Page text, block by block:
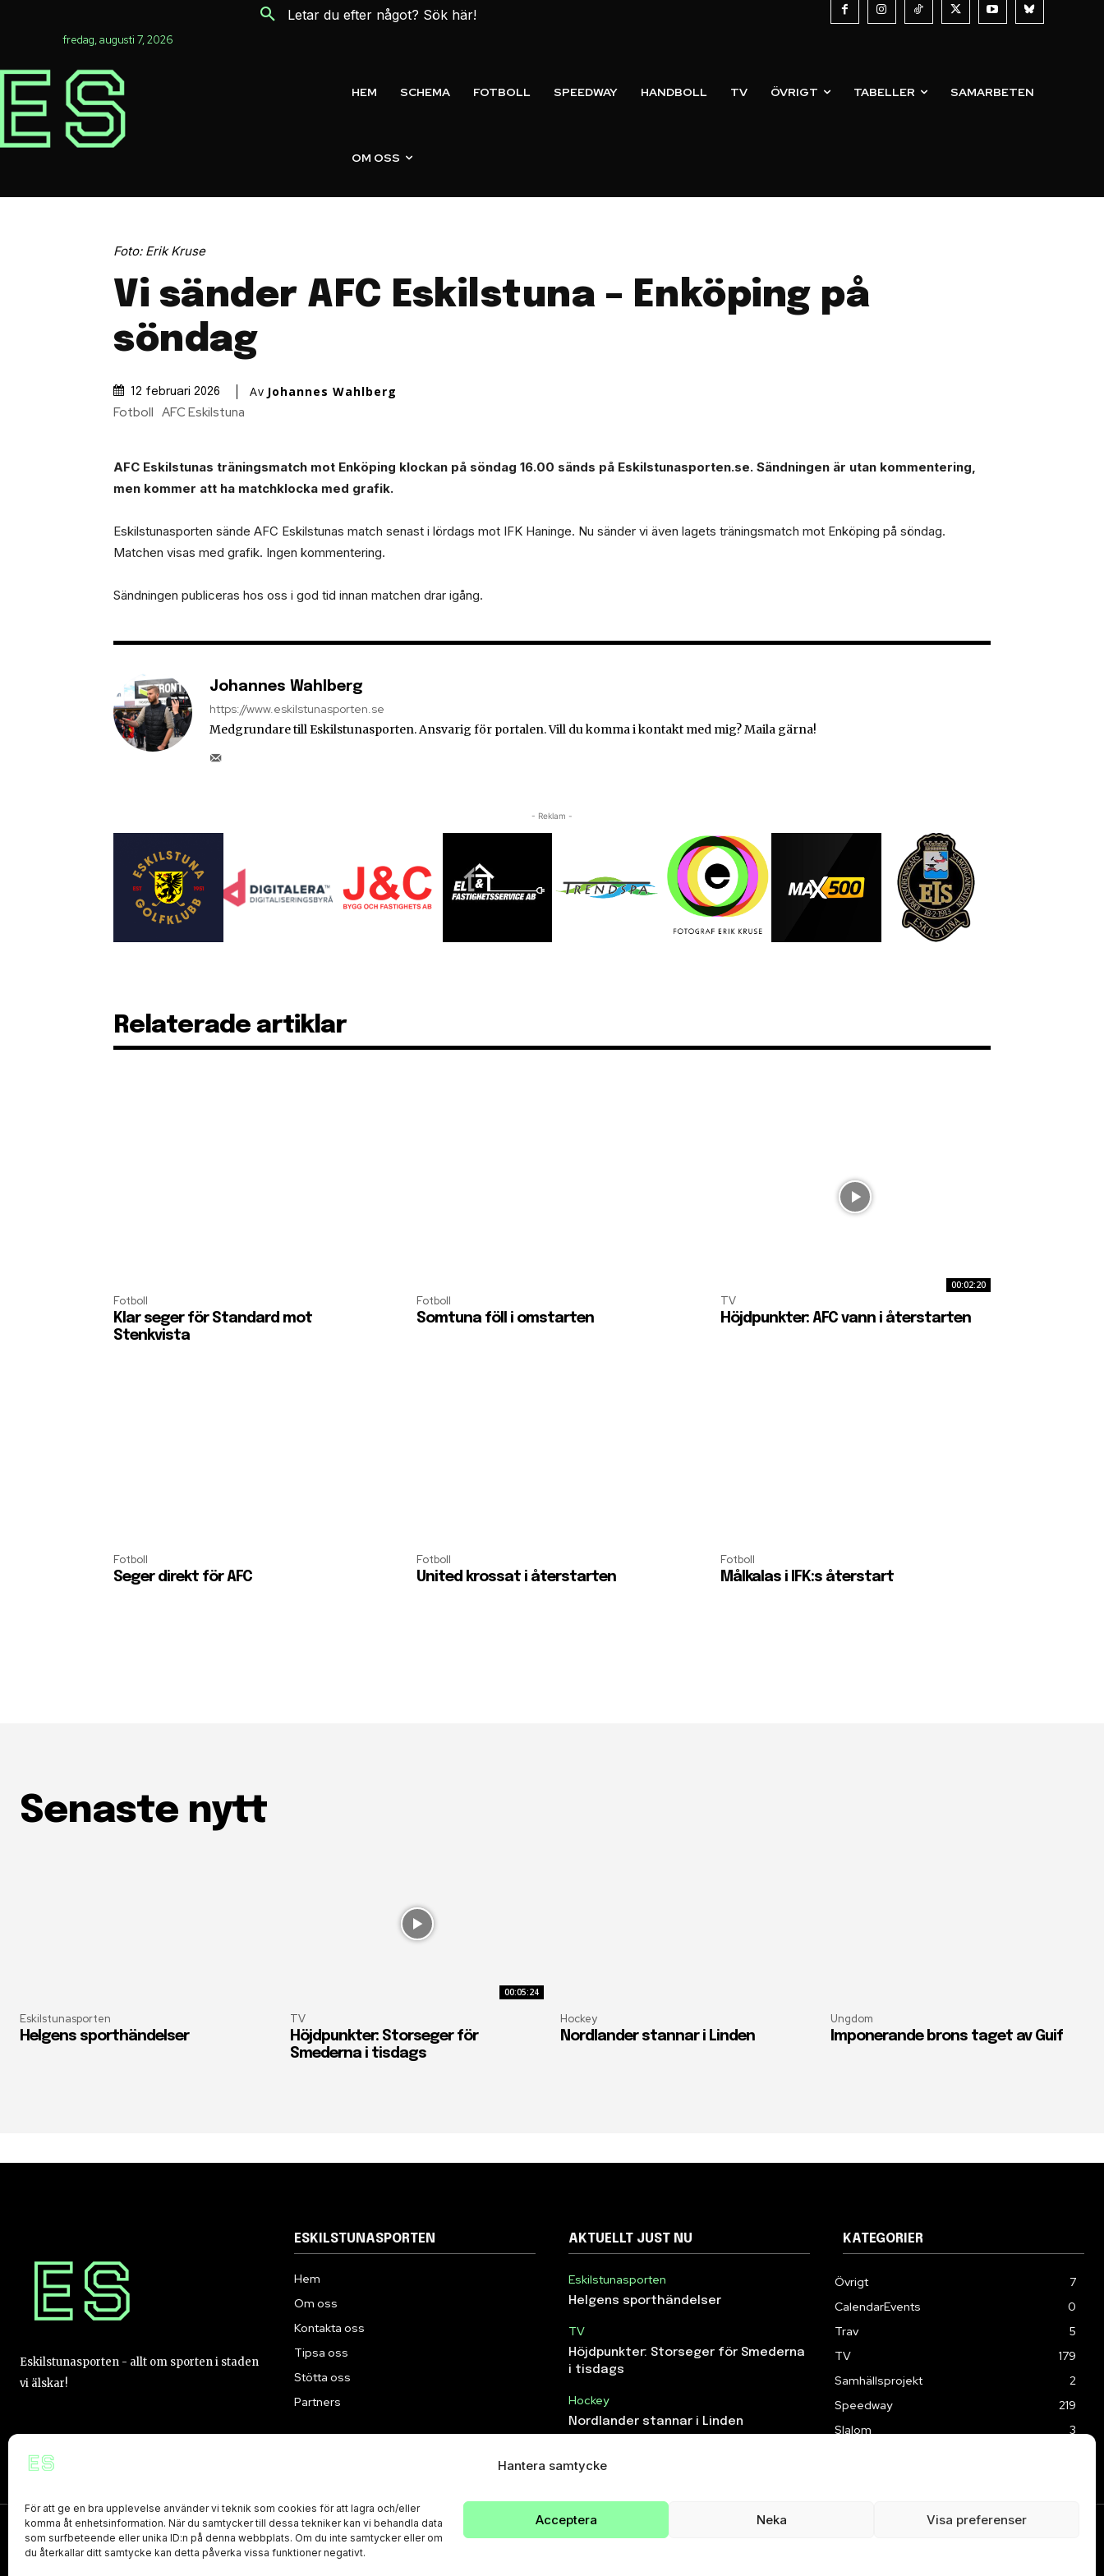
Hantera samtycke
För att ge en bra upplevelse använder vi teknik som cookies för att lagra och/eller
komma åt enhetsinformation. När du samtycker till dessa tekniker kan vi behandla data
som surfbeteende eller unika ID:n på denna webbplats. Om du inte samtycker eller om
du återkallar ditt samtycke kan detta påverka vissa funktioner negativt.
Acceptera Neka Visa preferenser
fredag, augusti 7, 2026
Letar du efter något? Sök här!
HEM SCHEMA FOTBOLL SPEEDWAY HANDBOLL TV ÖVRIGT TABELLER SAMARBETEN
OM OSS
Foto: Erik Kruse
Vi sänder AFC Eskilstuna – Enköping på
söndag
12 februari 2026 Av Johannes Wahlberg
Fotboll AFC Eskilstuna
AFC Eskilstunas träningsmatch mot Enköping klockan på söndag 16.00 sänds på Eskilstunasporten.se. Sändningen är utan kommentering,
men kommer att ha matchklocka med grafik.
Eskilstunasporten sände AFC Eskilstunas match senast i lördags mot IFK Haninge. Nu sänder vi även lagets träningsmatch mot Enköping på söndag.
Matchen visas med grafik. Ingen kommentering.
Sändningen publiceras hos oss i god tid innan matchen drar igång.
Johannes Wahlberg
https://www.eskilstunasporten.se
Medgrundare till Eskilstunasporten. Ansvarig för portalen. Vill du komma i kontakt med mig? Maila gärna!
- Reklam -
Relaterade artiklar
Fotboll
Klar seger för Standard mot
Stenkvista
Fotboll
Somtuna föll i omstarten
00:02:20
TV
Höjdpunkter: AFC vann i återstarten
Fotboll
Seger direkt för AFC
Fotboll
United krossat i återstarten
Fotboll
Målkalas i IFK:s återstart
Senaste nytt
Eskilstunasporten
Helgens sporthändelser
00:05:24
TV
Höjdpunkter: Storseger för
Smederna i tisdags
Hockey
Nordlander stannar i Linden
Ungdom
Imponerande brons taget av Guif
Eskilstunasporten - allt om sporten i staden
vi älskar!
ESKILSTUNASPORTEN
Hem
Om oss
Kontakta oss
Tipsa oss
Stötta oss
Partners
AKTUELLT JUST NU
Eskilstunasporten
Helgens sporthändelser
TV
Höjdpunkter: Storseger för Smederna
i tisdags
Hockey
Nordlander stannar i Linden
KATEGORIER
Övrigt
7
CalendarEvents
0
Trav
5
TV
179
Samhällsprojekt
2
Speedway
219
Slalom
3
PRIVACY POLICY